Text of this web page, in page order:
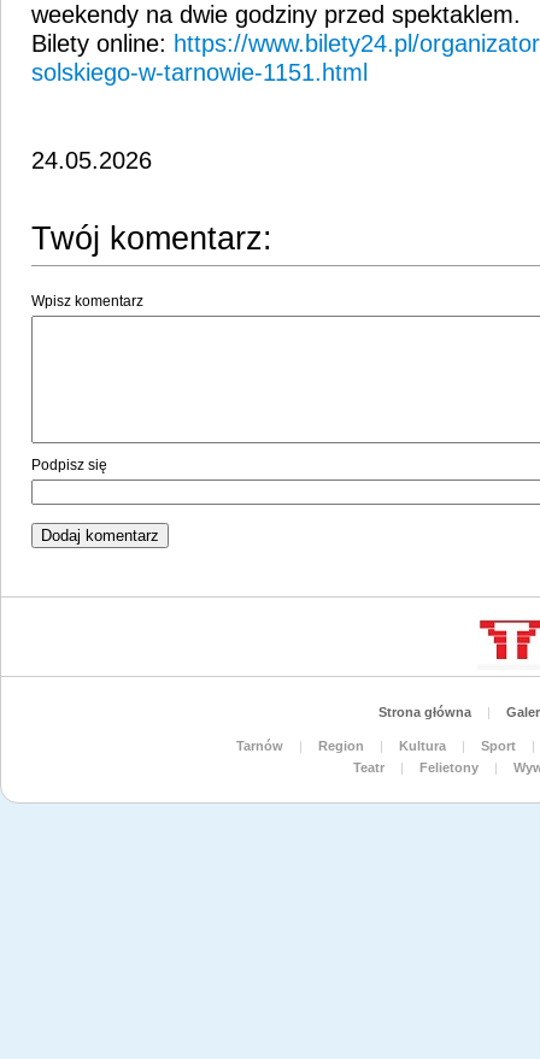
weekendy na dwie godziny przed spektaklem.
Bilety online: https://www.bilety24.pl/
solskiego-w-tarnowie-1151.html
24.05.2026
Twój komentarz:
Wpisz komentarz
Podpisz się
Strona główna |
Tarnów | Region | Kultura | Sport
|
Teatr
| Felietony |